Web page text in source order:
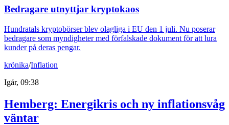
Bedragare utnyttjar kryptokaos
Hundratals kryptobörser blev olagliga i EU den 1 juli. Nu poserar
bedragare som myndigheter med förfalskade dokument för att lura
kunder på deras pengar.
krönika/Inflation
Igår, 09:38
Hemberg: Energikris och ny inflationsvåg
väntar